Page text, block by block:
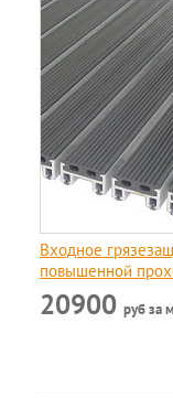
Входное
повышенной
20900руб за